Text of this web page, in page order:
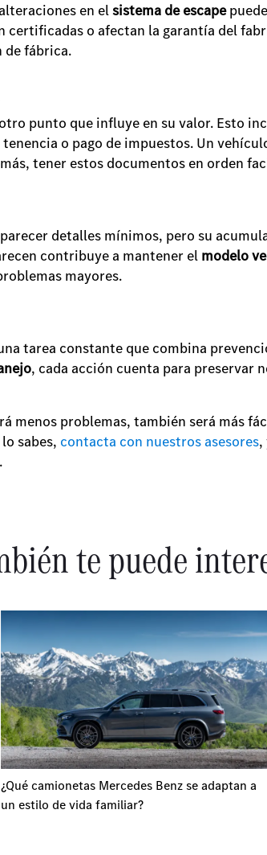
en elsistema de escape
o afectan la garantía del
de fábrica.
punto que influye en su valor. Esto
o pago de impuestos. Un
tener estos documentos en orden
detalles mínimos, pero su
contribuye a mantener el modelo
mayores.
tarea constante que combina
, cada acción cuenta para preservar
menos problemas, también será más
sabes, contacta con nuestros asesores,
te puede
¿Qué camionetas Mercedes Benz se adaptan a
un estilo de vida familiar?